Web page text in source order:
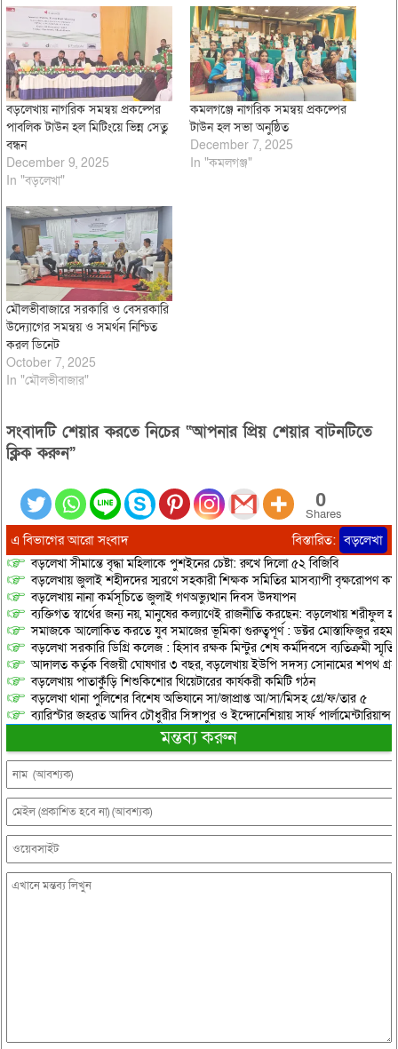
বড়লেখায় নাগরিক সমন্বয় প্রকল্পের
পাবলিক টাউন হল মিটিংয়ে ভিন্ন সেতু
বন্ধন
December 9, 2025
In "বড়লেখা"
কমলগঞ্জে নাগরিক সমন্বয় প্রকল্পের
টাউন হল সভা অনুষ্ঠিত
December 7, 2025
In "কমলগঞ্জ"
মৌলভীবাজারে সরকারি ও বেসরকারি
উদ্যোগের সমন্বয় ও সমর্থন নিশ্চিত
করল ডিনেট
October 7, 2025
In "মৌলভীবাজার"
সংবাদটি শেয়ার করতে নিচের “আপনার প্রিয় শেয়ার বাটনটিতে
ক্লিক করুন”
0
Shares
এ বিভাগের আরো সংবাদ বিস্তারিত: বড়লেখা
বড়লেখা সীমান্তে বৃদ্ধা মহিলাকে পুশইনের চেষ্টা: রুখে দিলো ৫২ বিজিবি
বড়লেখায় জুলাই শহীদদের স্মরণে সহকারী শিক্ষক সমিতির মাসব্যাপী বৃক্ষরোপণ
বড়লেখায় নানা কর্মসূচিতে জুলাই গণঅভ্যুত্থান দিবস উদযাপন
ব্যক্তিগত স্বার্থের জন্য নয়, মানুষের কল্যাণেই রাজনীতি করছেন: বড়লেখায় শরীফুল
সমাজকে আলোকিত করতে যুব সমাজের ভূমিকা গুরুত্বপূর্ণ : ডক্টর মোস্তাফিজুর
বড়লেখা সরকারি ডিগ্রি কলেজ : হিসাব রক্ষক মিন্টুর শেষ কর্মদিবসে ব্যতিক্রমী
আদালত কর্তৃক বিজয়ী ঘোষণার ৩ বছর, বড়লেখায় ইউপি সদস্য সোনামের শপথ
বড়লেখায় পাতাকুঁড়ি শিশুকিশোর থিয়েটারের কার্যকরী কমিটি গঠন
বড়লেখা থানা পুলিশের বিশেষ অভিযানে সা/জাপ্রাপ্ত আ/সা/মিসহ গ্রে/ফ/তার ৫
ব্যারিস্টার জহরত আদিব চৌধুরীর সিঙ্গাপুর ও ইন্দোনেশিয়ায় সার্ফ পার্লামেন্টারিয়ান্স
মন্তব্য করুন